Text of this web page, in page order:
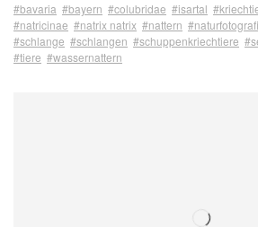
#bavaria #bayern #colubridae #isartal
#natricinae #natrix natrix #nattern
#schlange #schlangen #schuppenkriechtiere
#tiere #wassernattern